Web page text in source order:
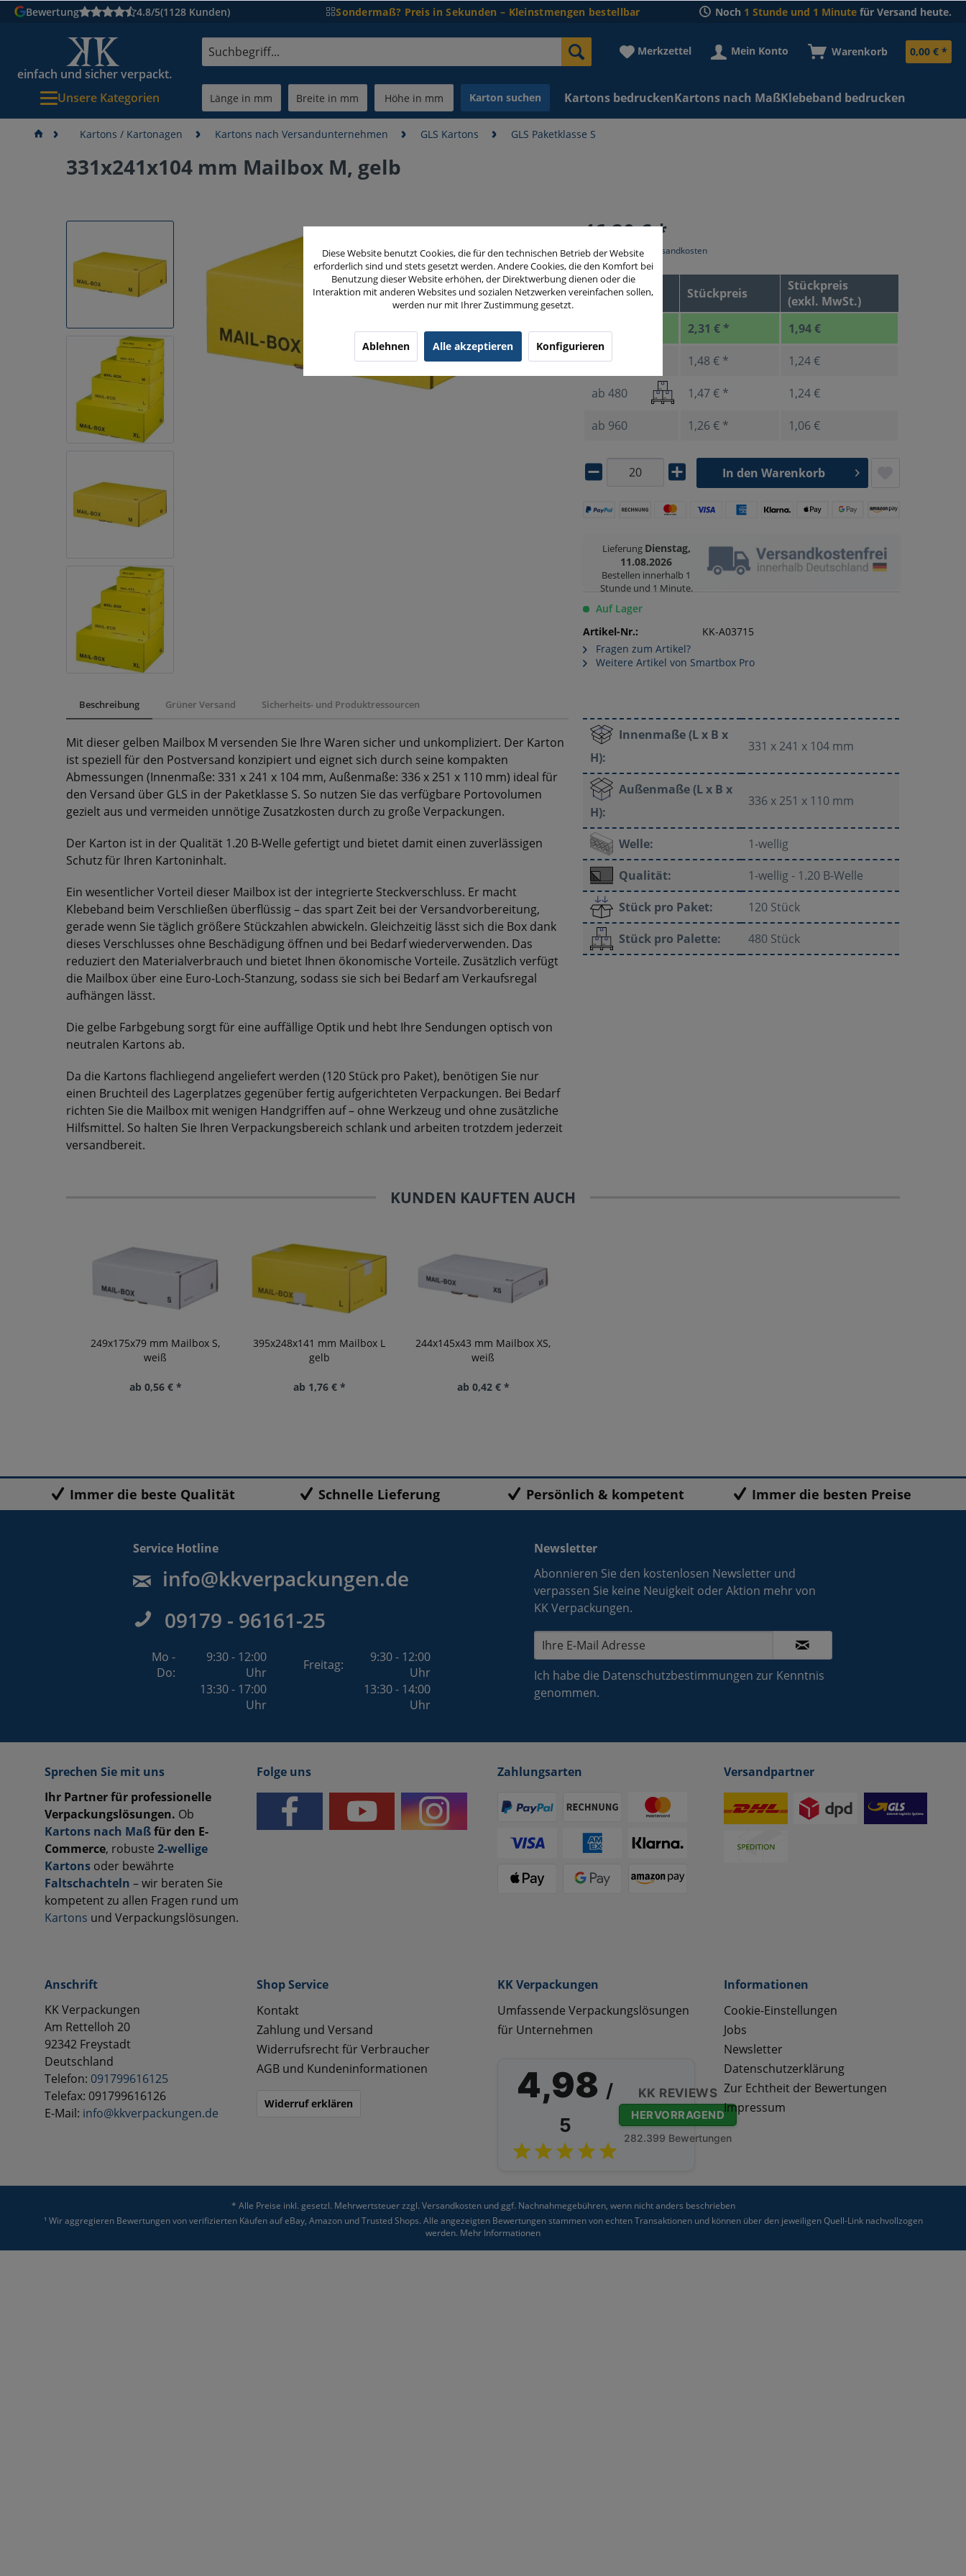
Bewertung 4.8/5(1128 Kunden) Sondermaß? Preis in Sekunden – Kleinstmengen bestellbar Noch 1 Stunde und 1 Minute für Versand heute.
einfach und sicher verpackt.
Merkzettel Mein Konto Warenkorb 0,00 € *
Unsere Kategorien Karton suchen Kartons bedruckenKartons nach MaßKlebeband bedrucken
Kartons / Kartonagen Kartons nach Versandunternehmen GLS Kartons GLS Paketklasse S
331x241x104 mm Mailbox M, gelb
46,20 € *
Menge Stückpreis
Stückpreis
(exkl. MwSt.)
ab20 2,31 € * 1,94 €
ab80 1,48 € * 1,24 €
ab480 1,47 € * 1,24 €
ab 960 1,26 € * 1,06 €
inkl. MwSt.zzgl. Versandkosten
Lieferung Dienstag,
11.08.2026
Bestellen innerhalb 1
Stunde und 1 Minute.
In den Warenkorb
Auf Lager
Artikel-Nr.:
KK-A03715
Fragen zum Artikel?
Weitere Artikel von Smartbox Pro
Beschreibung Grüner Versand Sicherheits- und Produktressourcen
Mit dieser gelben Mailbox M versenden Sie Ihre Waren sicher und unkompliziert. Der Karton
ist speziell für den Postversand konzipiert und eignet sich durch seine kompakten
Abmessungen (Innenmaße: 331 x 241 x 104 mm, Außenmaße: 336 x 251 x 110 mm) ideal für
den Versand über GLS in der Paketklasse S. So nutzen Sie das verfügbare Portovolumen
gezielt aus und vermeiden unnötige Zusatzkosten durch zu große Verpackungen.
Der Karton ist in der Qualität 1.20 B-Welle gefertigt und bietet damit einen zuverlässigen
Schutz für Ihren Kartoninhalt.
Ein wesentlicher Vorteil dieser Mailbox ist der integrierte Steckverschluss. Er macht
Klebeband beim Verschließen überflüssig – das spart Zeit bei der Versandvorbereitung,
gerade wenn Sie täglich größere Stückzahlen abwickeln. Gleichzeitig lässt sich die Box dank
dieses Verschlusses ohne Beschädigung öffnen und bei Bedarf wiederverwenden. Das
reduziert den Materialverbrauch und bietet Ihnen ökonomische Vorteile. Zusätzlich verfügt
die Mailbox über eine Euro-Loch-Stanzung, sodass sie sich bei Bedarf am Verkaufsregal
aufhängen lässt.
Die gelbe Farbgebung sorgt für eine auffällige Optik und hebt Ihre Sendungen optisch von
neutralen Kartons ab.
Da die Kartons flachliegend angeliefert werden (120 Stück pro Paket), benötigen Sie nur
einen Bruchteil des Lagerplatzes gegenüber fertig aufgerichteten Verpackungen. Bei Bedarf
richten Sie die Mailbox mit wenigen Handgriffen auf – ohne Werkzeug und ohne zusätzliche
Hilfsmittel. So halten Sie Ihren Verpackungsbereich schlank und arbeiten trotzdem jederzeit
versandbereit.
Innenmaße (L x B x
H):
331 x 241 x 104 mm
Außenmaße (L x B x
H):
336 x 251 x 110 mm
Welle:
1-wellig
Qualität:
1-wellig - 1.20 B-Welle
Stück pro Paket:
120 Stück
Stück pro Palette:
480 Stück
KUNDEN KAUFTEN AUCH
249x175x79 mm Mailbox S,
weiß
ab 0,56 € *
395x248x141 mm Mailbox L
gelb
ab 1,76 € *
244x145x43 mm Mailbox XS,
weiß
ab 0,42 € *
Immer die beste Qualität Schnelle Lieferung Persönlich & kompetent Immer die besten Preise
Service Hotline
info@kkverpackungen.de
09179 - 96161-25
Mo -
Do:
9:30 - 12:00
Uhr
Freitag:
9:30 - 12:00
Uhr
13:30 - 17:00
Uhr
13:30 - 14:00
Uhr
Newsletter
Abonnieren Sie den kostenlosen Newsletter und
verpassen Sie keine Neuigkeit oder Aktion mehr von
KK Verpackungen.
Ich habe die Datenschutzbestimmungen zur Kenntnis
genommen.
Sprechen Sie mit uns
Ihr Partner für professionelle
Verpackungslösungen. Ob
Kartons nach Maßfür den E-
Commerce, robuste 2-wellige
Kartons oder bewährte
Faltschachteln – wir beraten Sie
kompetent zu allen Fragen rund um
Kartons und Verpackungslösungen.
Folge uns Zahlungsarten Versandpartner
Anschrift
KK Verpackungen
Am Rettelloh 20
92342 Freystadt
Deutschland
Telefon: 091799616125
Telefax: 091799616126
E-Mail: info@kkverpackungen.de
Shop Service
Kontakt
Zahlung und Versand
Widerrufsrecht für Verbraucher
AGB und Kundeninformationen
Widerruf erklären
KK Verpackungen
Umfassende Verpackungslösungen
für Unternehmen
4,98 /
5
KK REVIEWS
HERVORRAGEND
282.399 Bewertungen
Informationen
Cookie-Einstellungen
Jobs
Newsletter
Datenschutzerklärung
Zur Echtheit der Bewertungen
Impressum
* Alle Preise inkl. gesetzl. Mehrwertsteuer zzgl. Versandkostenund ggf. Nachnahmegebühren, wenn nicht anders beschrieben
¹ Wir aggregieren Bewertungen von verifizierten Käufen auf eBay, Amazon und Trusted Shops. Alle angezeigten Bewertungen stammen von echten Transaktionen und können über den jeweiligen Quell-Link nachvollzogen
werden. Mehr Informationen
Diese Website benutzt Cookies, die für den technischen Betrieb der Website
erforderlich sind und stets gesetzt werden. Andere Cookies, die den Komfort bei
Benutzung dieser Website erhöhen, der Direktwerbung dienen oder die
Interaktion mit anderen Websites und sozialen Netzwerken vereinfachen sollen,
werden nur mit Ihrer Zustimmung gesetzt.
Ablehnen Alle akzeptieren Konfigurieren